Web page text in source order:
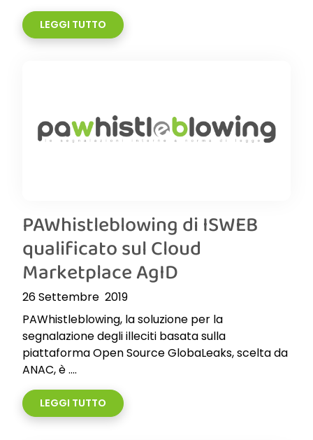
LEGGI TUTTO
PAWhistleblowing di ISWEB
qualificato sul Cloud
Marketplace AgID
26 Settembre 2019
PAWhistleblowing, la soluzione per la
segnalazione degli illeciti basata sulla
piattaforma Open Source GlobaLeaks, scelta da
ANAC, è ....
LEGGI TUTTO